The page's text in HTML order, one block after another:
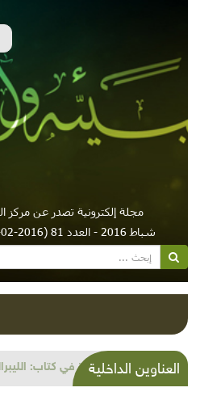
مجلة إلكترونية تصدر عن مركز
شباط 2016 - العدد 81 (2016-02-01)
العناوين الداخليةالتوابل والمطيبات
والغار)